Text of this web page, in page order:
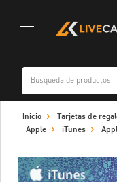
navigation
Inicio Tarjetas de
Apple
iTunes